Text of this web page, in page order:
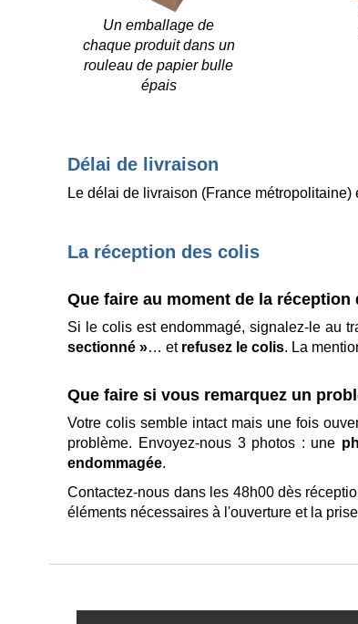
Un emballage de
chaque produit dans un
rouleau de papier bulle
épais
Délai de livraison
Le délai de livraison (France
La réception des colis
Que faire au moment de la
Si le colis est endommagé, signalez-le au
sectionné »… et refusez le colis. La
Que faire si vous remarquez un
Votre colis semble intact mais une fois
problème. Envoyez-nous 3 photos : une
endommagée.
Contactez-nous dans les 48h00 dès
éléments nécessaires à l'ouverture et la